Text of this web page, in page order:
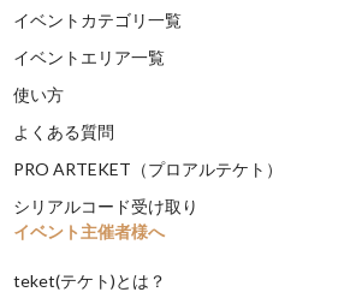
イベントカテゴリ一覧
イベントエリア一覧
使い方
よくある質問
PRO ARTEKET（プロアルテケト）
シリアルコード受け取り
イベント主催者様へ
teket(テケト)とは？